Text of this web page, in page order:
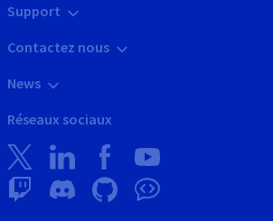
Support
Contactez nous
News
Réseaux sociaux